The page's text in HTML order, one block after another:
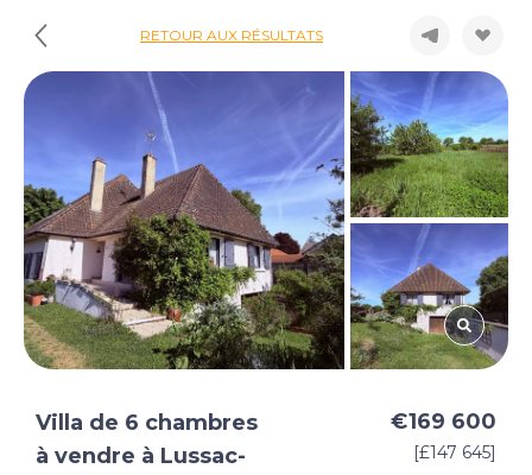
RETOUR AUX RÉSULTATS
Villa de 6 chambres
à vendre à Lussac-
€169 600
[£147 645]